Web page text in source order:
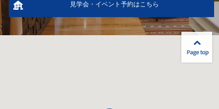
見学会・イベント予約はこちら